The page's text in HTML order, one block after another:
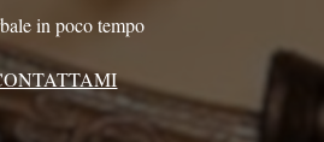
in poco tempo